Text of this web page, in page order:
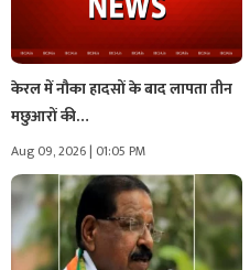
केरल में नौका हादसों के बाद लापता तीन
मछुआरों की…
Aug 09, 2026 | 01:05 PM